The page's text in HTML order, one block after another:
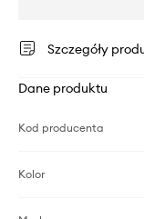
Szczegóły
Dane produktu
Kod producenta
Kolor